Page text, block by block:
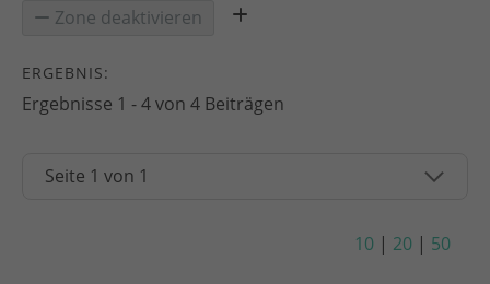
Zone deaktivieren
ERGEBNIS:
Ergebnisse 1 - 4 von 4 Beiträgen
10 | 20 | 50